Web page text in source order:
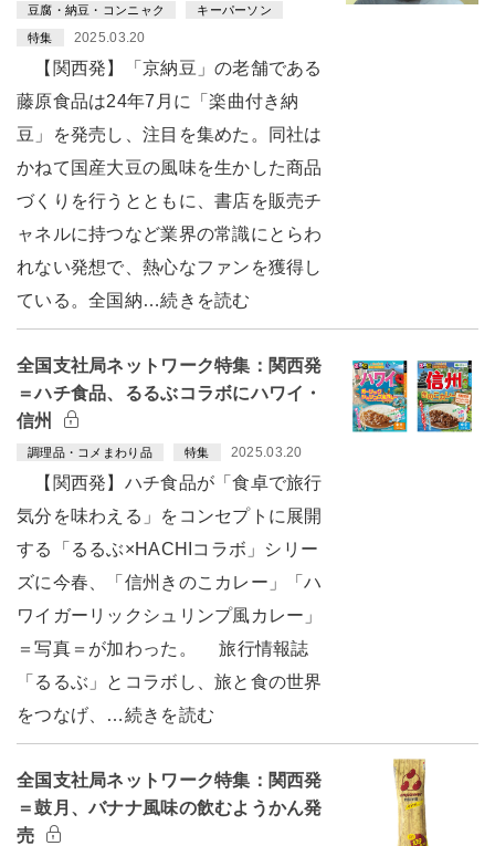
豆腐・納豆・コンニャク キーパーソン
特集 2025.03.20
【関西発】「京納豆」の老舗である
藤原食品は24年7月に「楽曲付き納
豆」を発売し、注目を集めた。同社は
かねて国産大豆の風味を生かした商品
づくりを行うとともに、書店を販売チ
ャネルに持つなど業界の常識にとらわ
れない発想で、熱心なファンを獲得し
ている。全国納…続きを読む
全国支社局ネットワーク特集：関西発
＝ハチ食品、るるぶコラボにハワイ・
信州
調理品・コメまわり品 特集 2025.03.20
【関西発】ハチ食品が「食卓で旅行
気分を味わえる」をコンセプトに展開
する「るるぶ×HACHIコラボ」シリー
ズに今春、「信州きのこカレー」「ハ
ワイガーリックシュリンプ風カレー」
＝写真＝が加わった。 旅行情報誌
「るるぶ」とコラボし、旅と食の世界
をつなげ、…続きを読む
全国支社局ネットワーク特集：関西発
＝鼓月、バナナ風味の飲むようかん発
売